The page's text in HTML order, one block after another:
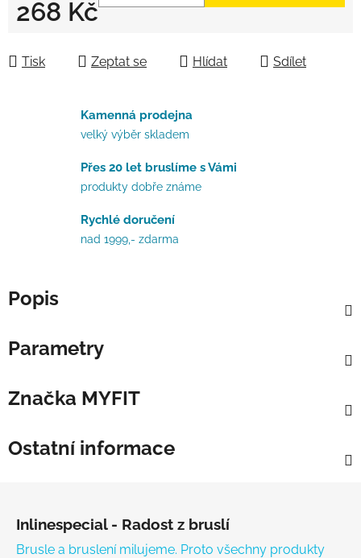
268 Kč
Tisk Zeptat se Hlídat Sdílet
Kamenná prodejna
velký výběr skladem
Přes 20 let bruslíme s Vámi
produkty dobře známe
Rychlé doručení
nad 1999,- zdarma
Popis
Parametry
Značka MYFIT
Ostatní informace
Inlinespecial - Radost z bruslí
Brusle a bruslení milujeme. Proto všechny produkty